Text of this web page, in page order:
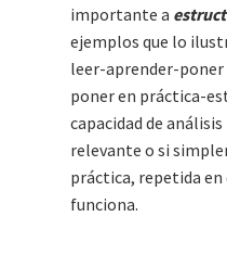
importante a
ejemplos que lo
leer-aprender-
poner en práctica-
capacidad de
relevante o si
práctica, repetida
funciona.